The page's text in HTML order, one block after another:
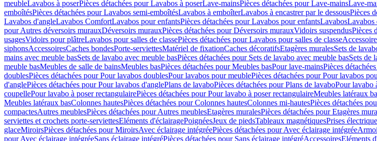
meubleLavabos à poserPièces détachées pour Lavabos à poserLave-mainsPièces détachées pour Lave-mainsLave-
emboîtésPièces détachées pour Lavabos semi-emboîtésLavabos à emboîterLavabos à encastrer par le dessousPièces
Lavabos d'angleLavabos ComfortLavabos pour enfantsPièces détachées pour Lavabos pour enfantsLavabosLavabos
pour Autres déversoirs murauxDéversoirs murauxPièces détachées pour Déversoirs murauxVidoirs suspendusPièces
usagesVidoirs pour plâtreLavabos pour salles de classePièces détachées pour Lavabos pour salles de classe
siphonsAccessoiresCaches bondesPorte-serviettesMatériel de fixationCaches décoratifsEtagères muralesSets de
mains avec meuble basSets de lavabo avec meuble basPièces détachées pour Sets de lavabo avec meuble basSets de
meuble basMeubles de salle de bainsMeubles basPièces détachées pour Meubles basPour lave-mainsPièces
doublesPièces détachées pour Pour lavabos doublesPour lavabos pour meublePièces détachées pour Pour lavabos
d'anglePièces détachées pour Pour lavabos d'anglePlans de lavaboPièces détachées pour Plans de lavaboPour lavabo
coupellePour lavabo à poser rectangulairePièces détachées pour Pour lavabo à poser rectangulaireMeubles latéraux
Meubles latéraux basColonnes hautesPièces détachées pour Colonnes hautesColonnes mi-hautesPièces détachées
compactesAutres meublesPièces détachées pour Autres meublesEtagères muralesPièces détachées pour Etagères
serviettes et crochets porte-serviettesEléments d'éclairagePoignéesJeux de piedsTableaux magnétiquesPrises
glaceMiroirsPièces détachées pour MiroirsAvec éclairage intégréePièces détachées pour Avec éclairage intégrée
pour Avec éclairage intégréeSans éclairage intégréPièces détachées pour Sans éclairage intégréAccessoiresEléments